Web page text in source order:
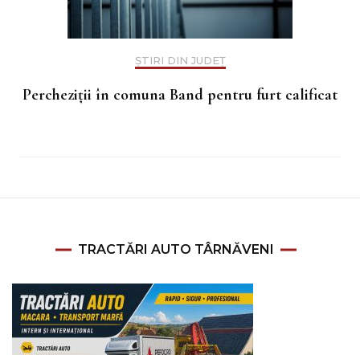
ȘTIRI DIN JUDEȚ
Percheziții în comuna Band pentru furt calificat
TRACTĂRI AUTO TÂRNĂVENI